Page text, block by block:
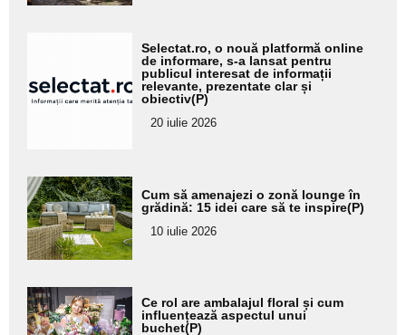
pentru
subtitlu
Selectat.ro, o nouă platformă online
de informare, s-a lansat pentru
publicul interesat de informații
relevante, prezentate clar și
obiectiv(P)
20 iulie 2026
Adaugă
aici textul
pentru
subtitlu
Cum să amenajezi o zonă lounge în
grădină: 15 idei care să te inspire(P)
10 iulie 2026
Adaugă
aici textul
Ce rol are ambalajul floral și cum
influențează aspectul unui
buchet(P)